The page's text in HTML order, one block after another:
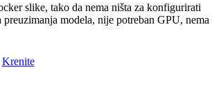
slike, tako da nema ništa za konfigurirati
modela, nije potreban GPU, nema
Krenite